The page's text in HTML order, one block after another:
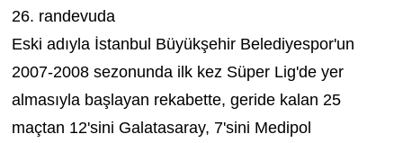
26. randevuda
Eski adıyla İstanbul Büyükşehir Belediyespor'un
2007-2008 sezonunda ilk kez Süper Lig'de yer
almasıyla başlayan rekabette, geride kalan 25
maçtan 12'sini Galatasaray, 7'sini Medipol